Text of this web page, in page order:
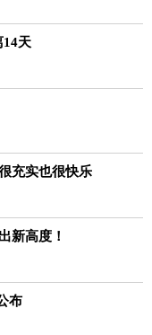
14天
充实也很快乐
新高度！
布